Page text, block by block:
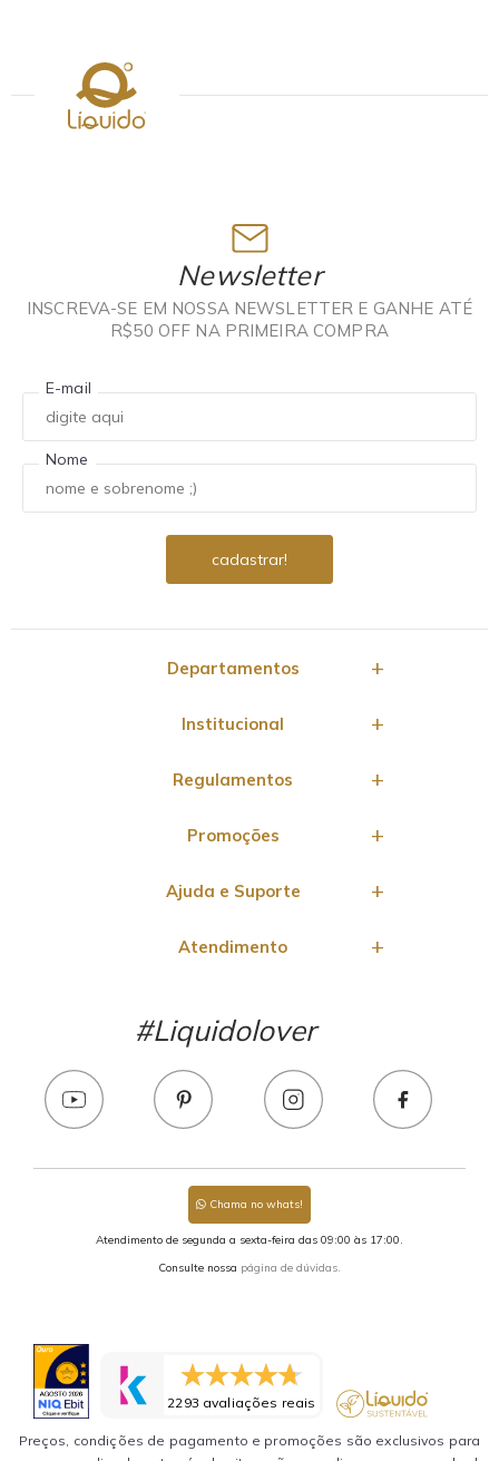
Newsletter
INSCREVA-SE EM NOSSA NEWSLETTER E GANHE ATÉ
R$50 OFF NA PRIMEIRA COMPRA
E-mail
Nome
Departamentos
Institucional
Regulamentos
Promoções
Ajuda e Suporte
Atendimento
#Liquidolover
Chama no whats!
Atendimento de segunda a sexta-feira das 09:00 às 17:00.
Consulte nossa página de dúvidas.
2293 avaliações reais
Preços, condições de pagamento e promoções são exclusivos para